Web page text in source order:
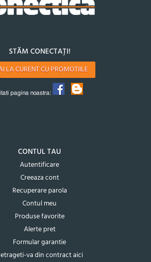
STĂM CONECTAȚI!
LA CURENT CU PROMOTIILE
pagina noastra:
CONTUL TAU
Autentificare
Creeaza cont
Recuperare parola
Contul meu
Produse favorite
Alerte pret
Formular garantie
va din contract aici